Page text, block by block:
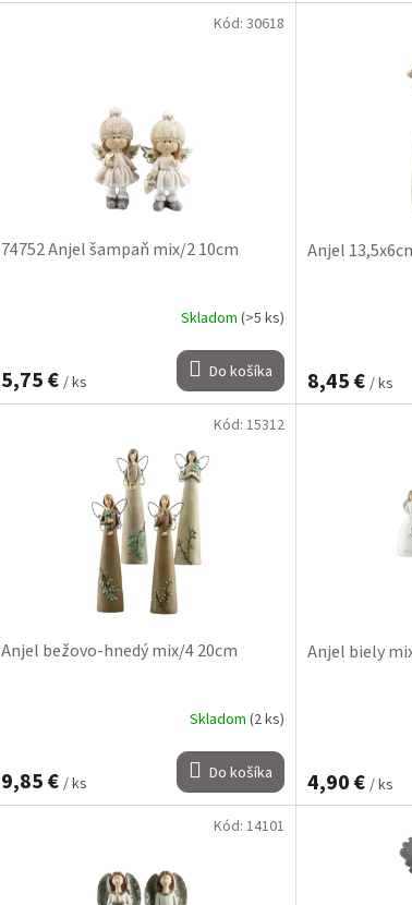
74752 Anjel šampaň mix/2 10cm
Skladom (>5 ks)
5,75 € / ks Do košíka
Kód: 30618
Anjel
8,45 € / ks
Anjel bežovo-hnedý mix/4 20cm
Skladom (2 ks)
9,85 € / ks Do košíka
Kód: 15312
Anjel biely
4,90 € / ks
Kód: 14101